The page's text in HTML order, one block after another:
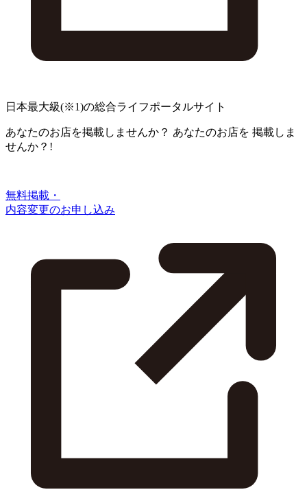
日本最大級(※1)の総合ライフポータルサイト
あなたのお店を掲載しませんか？ あなたのお店を 掲載しま
せんか？!
無料掲載・
内容変更のお申し込み